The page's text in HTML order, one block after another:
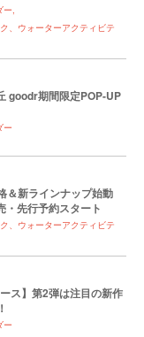
ー
、ウォーターアクティビテ
goodr期間限定POP-UP
ー
＆新ラインナップ始動
・先行予約スタート
、ウォーターアクティビテ
ス】第2弾は注目の新作
ー